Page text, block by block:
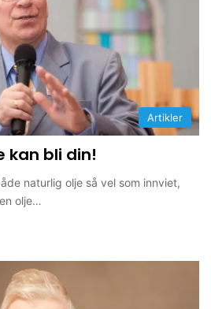
Artikler
kan bli din!
naturlig olje så vel som innviet,
olje…